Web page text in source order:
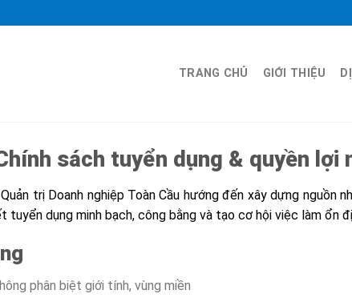
TRANG CHỦ GIỚI THIỆU
sách tuyển dụng & quyền lợi
trị Doanh nghiệp Toàn Cầu hướng đến xây dựng nguồn
tuyển dụng minh bạch, công bằng và tạo cơ hội việc làm ổn
phân biệt giới tính, vùng miền